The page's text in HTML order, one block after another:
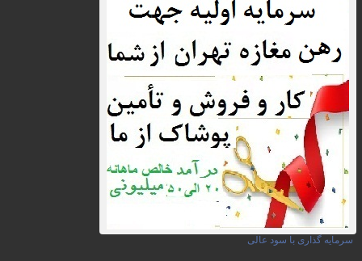
سرمایه گذاری با سود عالی